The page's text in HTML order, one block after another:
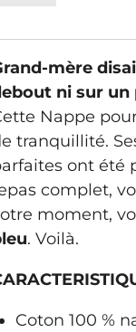
mère
ni sur un
Nappe
tranquillité.
ont été
complet,
moment,
. Voilà.
Coton 100 %